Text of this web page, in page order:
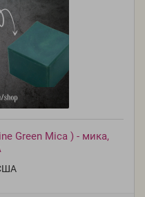
Green Mica ) - мика,